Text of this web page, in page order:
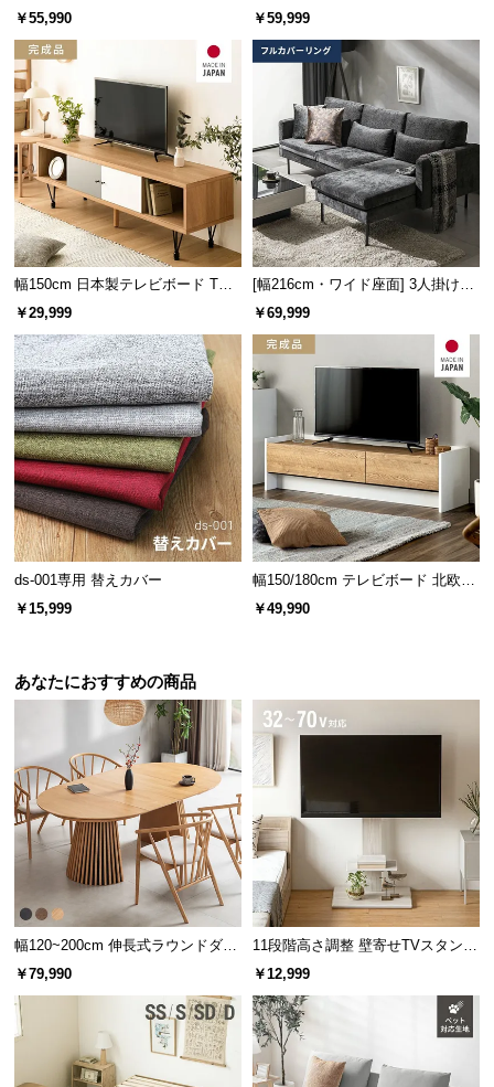
企
業
情
報
o.,
TOT-020
￥55,990
ファ
￥59,999
幅150cm 日本製テレビボード TOT-
007
￥29,999
[幅216cm・ワイド座面] 3人掛けカ
ウチソファ ブラックスチール脚 フ
￥69,999
ds-001専用 替えカバー
￥15,999
幅150/180cm テレビボード 北欧デ
ザイン 収納付き TOT-018
￥49,990
あなたにおすすめの商品
幅120~200cm 伸長式ラウンドダイ
ニングテーブル 6人掛け 天然木突
板 美しい格子デザイン
￥79,990
11段階高さ調整 壁寄せTVスタンド
キャスター付き 上下左右角度調節
￥12,999